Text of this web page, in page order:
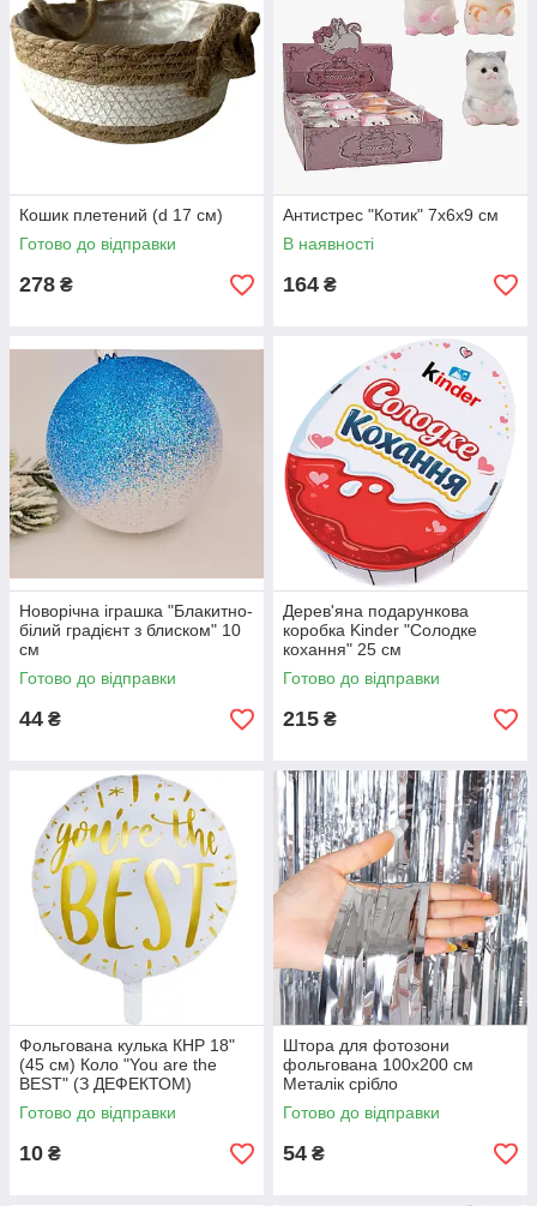
Кошик плетений (d 17 см)
Готово до відправки
278 ₴
Антистрес "Котик" 7х6х9 см
В наявності
164 ₴
Новорічна іграшка "Блакитно-
білий градієнт з блиском" 10
см
Готово до відправки
44 ₴
Дерев'яна подарункова
коробка Kinder "Солодке
кохання" 25 см
Готово до відправки
215 ₴
Фольгована кулька КНР 18"
(45 см) Коло "You are the
BEST" (З ДЕФЕКТОМ)
Готово до відправки
10 ₴
Штора для фотозони
фольгована 100х200 см
Металік срібло
Готово до відправки
54 ₴